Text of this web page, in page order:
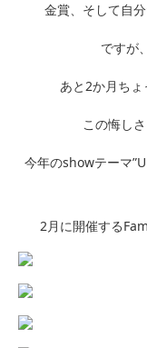
金賞、そして自
ですが
あと2か月ち
この悔し
今年のshowテーマ
2月に開催する